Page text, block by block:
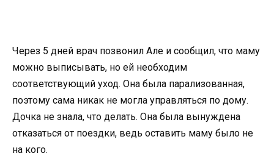
Через 5 дней врач позвонил Але и сообщил, что маму
можно выписывать, но ей необходим
соответствующий уход. Она была парализованная,
поэтому сама никак не могла управляться по дому.
Дочка не знала, что делать. Она была вынуждена
отказаться от поездки, ведь оставить маму было не
на кого.